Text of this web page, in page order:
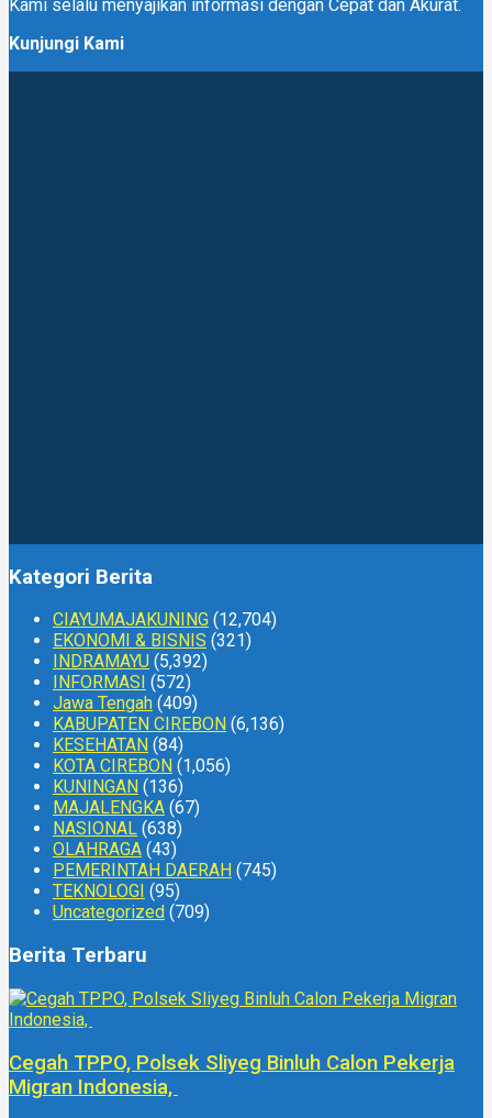
Kami selalu menyajikan informasi dengan Cepat dan Akurat.
Kunjungi Kami
Kategori Berita
CIAYUMAJAKUNING (12,704)
EKONOMI & BISNIS (321)
INDRAMAYU (5,392)
INFORMASI (572)
Jawa Tengah (409)
KABUPATEN CIREBON (6,136)
KESEHATAN (84)
KOTA CIREBON (1,056)
KUNINGAN (136)
MAJALENGKA (67)
NASIONAL (638)
OLAHRAGA (43)
PEMERINTAH DAERAH (745)
TEKNOLOGI (95)
Uncategorized (709)
Berita Terbaru
Cegah TPPO, Polsek Sliyeg Binluh Calon Pekerja
Migran Indonesia,